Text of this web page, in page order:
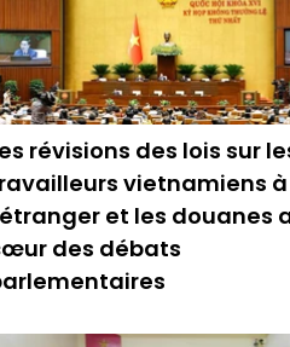
révisions des lois sur
vietnamiens à
et les douanes
des débats